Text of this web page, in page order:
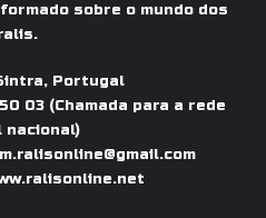
sobre o mundo dos
Portugal
50 03(Chamada para a rede
nacional)